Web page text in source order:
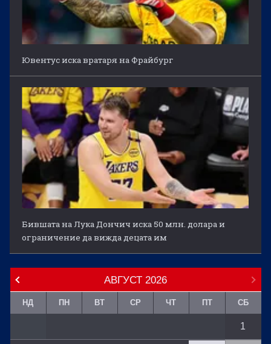
Ювентус иска вратаря на Фрайбург
Бившата на Лука Дончич иска 50 млн. долара и
ограничение да вижда децата им
АВГУСТ 2026
НД ПН ВТ СР ЧТ ПТ СБ
1